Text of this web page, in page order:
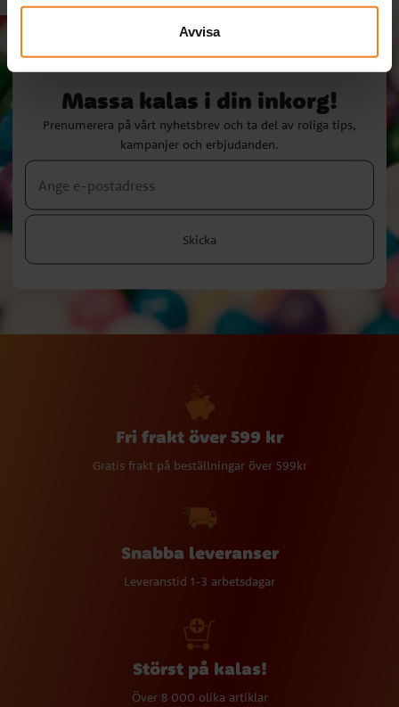
Avvisa
Massa kalas i din inkorg!
Prenumerera på vårt nyhetsbrev och ta del av roliga tips,
kampanjer och erbjudanden.
Skicka
Fri frakt över 599 kr
Gratis frakt på beställningar över 599kr
Snabba leveranser
Leveranstid 1-3 arbetsdagar
Störst på kalas!
Över 8 000 olika artiklar